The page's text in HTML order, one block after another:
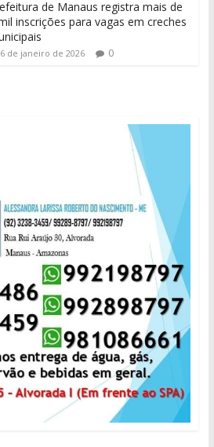
de Manaus registra mais de
inscrições para vagas em creches
6 de janeiro de 2026 0